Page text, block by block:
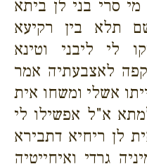
סרי בני לן ביתא
תלא בין רקיעא
לי ליבני וטינא
לאצבעתיה אמר
אשלי ומשחו אית
א"ל אפשילו לי
לן ריחיא דתבירא
גרדי ואיחייטיה